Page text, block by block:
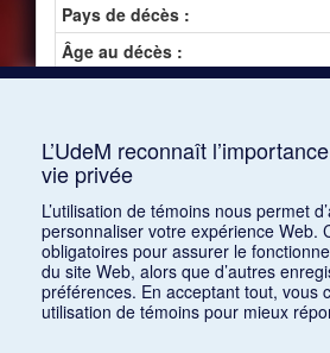
Pays de décès :
Âge au décès :
Oeuvres
1 :
Soir de printemps
2 :
Cinq poèmes d’Apollinaire
L’UdeM reconnaît
vie privée
L’utilisation de témoins nous permet
personnaliser votre expérience Web.
obligatoires pour assurer le
du site Web, alors que d’autres
préférences. En acceptant tout, vous
utilisation de témoins pour mieux